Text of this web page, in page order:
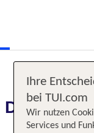
Das
Ihre
bei TUI.com
Wir nutzen
Services und